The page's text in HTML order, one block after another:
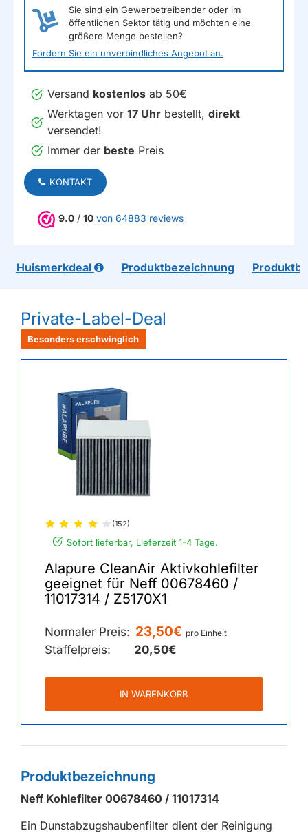
Sie sind ein Gewerbetreibender oder im
öffentlichen Sektor tätig und möchten eine
größere Menge bestellen?
Fordern Sie ein unverbindliches Angebot an.
Versand kostenlos ab 50€
Werktagen vor 17 Uhr bestellt, direkt
versendet!
Immer der beste Preis
KONTAKT
9.0 / 10 von 64883 reviews
Huismerkdeal Produktbezeichnung
Private-Label-Deal
Besonders erschwinglich
(152)
Sofort lieferbar, Lieferzeit 1-4 Tage.
Alapure CleanAir Aktivkohlefilter
geeignet für Neff 00678460 /
11017314 / Z5170X1
Normaler Preis: 23,50€ pro Einheit
Staffelpreis: 20,50€
IN WARENKORB
Produktbezeichnung
Neff Kohlefilter 00678460 / 11017314
Ein Dunstabzugshaubenfilter dient der Reinigung